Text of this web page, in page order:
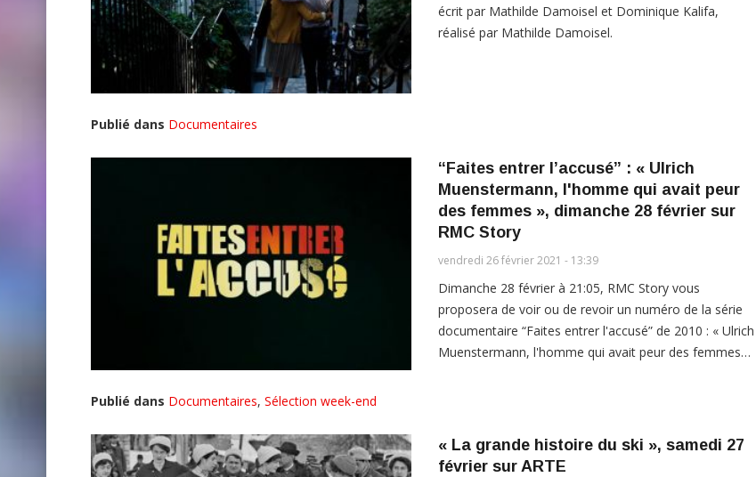
écrit par Mathilde Damoisel et Dominique Kalifa,
réalisé par Mathilde Damoisel.
Publié dans Documentaires
“Faites entrer l’accusé” : « Ulrich
Muenstermann, l'homme qui avait peur
des femmes », dimanche 28 février sur
RMC Story
vendredi 26 février 2021 - 13:39
Dimanche 28 février à 21:05, RMC Story vous
proposera de voir ou de revoir un numéro de la série
documentaire “Faites entrer l'accusé” de 2010 : « Ulrich
Muenstermann, l'homme qui avait peur des femmes…
Publié dans Documentaires, Sélection week-end
« La grande histoire du ski », samedi 27
février sur ARTE